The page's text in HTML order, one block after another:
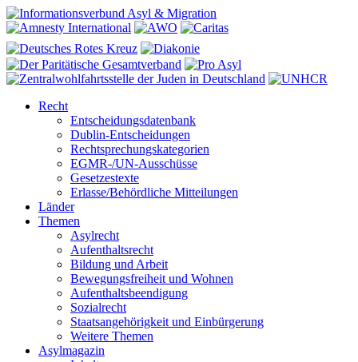
Recht
Entscheidungsdatenbank
Dublin-Entscheidungen
Rechtsprechungskategorien
EGMR-/UN-Ausschüsse
Gesetzestexte
Erlasse/Behördliche Mitteilungen
Länder
Themen
Asylrecht
Aufenthaltsrecht
Bildung und Arbeit
Bewegungsfreiheit und Wohnen
Aufenthaltsbeendigung
Sozialrecht
Staatsangehörigkeit und Einbürgerung
Weitere Themen
Asylmagazin